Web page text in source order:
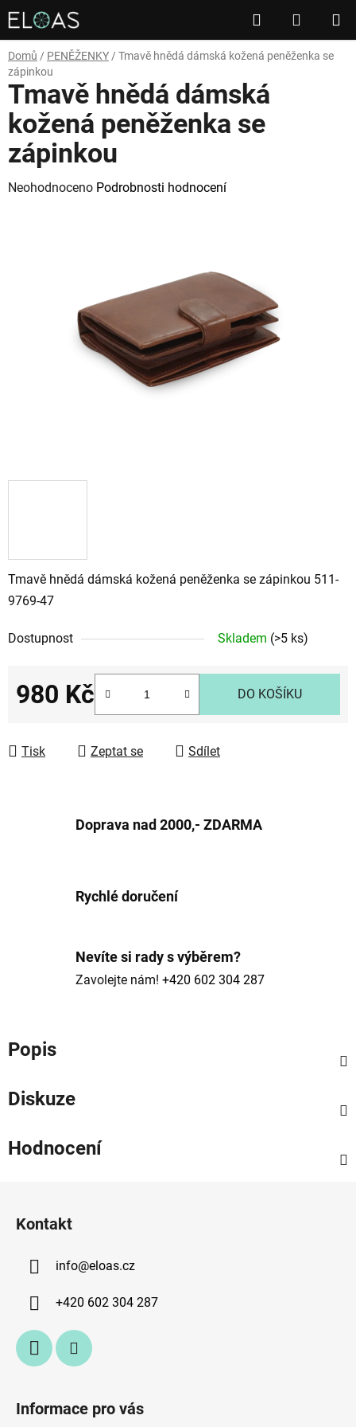
Přejít
na
obsah
Hledat
KOŠÍK
Domů / PENĚŽENKY / Tmavě hnědá dámská kožená peněženka se
zápinkou
Tmavě hnědá dámská kožená peněženka se zápinkou 511-
9769-47
Dostupnost Skladem (>5 ks)
980 Kč DO KOŠÍKU
Tisk Zeptat se Sdílet
Tmavě hnědá dámská
kožená peněženka se
zápinkou
Průměrné
Neohodnoceno Podrobnosti hodnocení
Doprava nad 2000,- ZDARMA
Rychlé doručení
Nevíte si rady s výběrem?
Zavolejte nám! +420 602 304 287
Popis
Diskuze
Hodnocení
Kontakt
info@eloas.cz
+420 602 304 287
Informace pro vás